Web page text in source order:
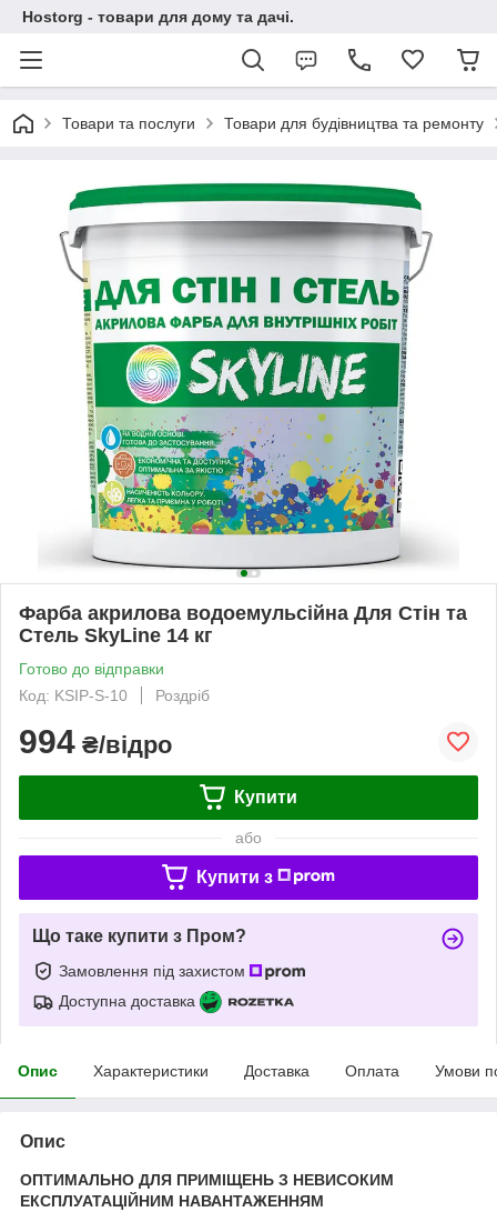
Hostorg - товари для дому та дачі.
Товари та послуги Товари для будівництва та ремонту
Фарба акрилова водоемульсійна Для Стін та
Стель SkyLine 14 кг
Готово до відправки
Код: KSIP-S-10
Роздріб
994 ₴/відро
Купити
або
Купити з
Що таке купити з Пром?
Замовлення під захистом
Доступна доставка
Опис Характеристики Доставка Оплата Умови
Опис
ОПТИМАЛЬНО ДЛЯ ПРИМІЩЕНЬ З НЕВИСОКИМ
ЕКСПЛУАТАЦІЙНИМ НАВАНТАЖЕННЯМ